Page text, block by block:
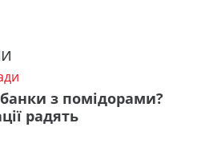
з помідорами?
радять